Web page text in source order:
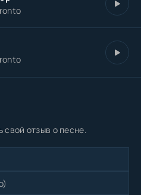
свой отзыв о песне.